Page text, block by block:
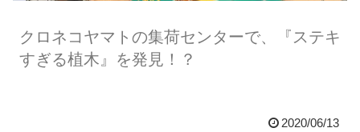
クロネコヤマトの集荷センターで、『ステキ
すぎる植木』を発見！？
2020/06/13